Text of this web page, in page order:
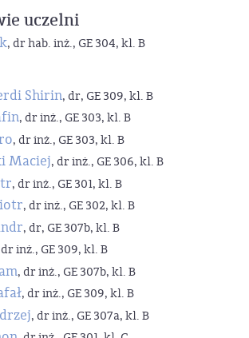
uczelni
, dr hab. inż., GE 304, kl. B
Shirin, dr, GE 309, kl. B
, dr inż., GE 303, kl. B
, dr inż., GE 303, kl. B
Maciej, dr inż., GE 306, kl. B
, dr inż., GE 301, kl. B
, dr inż., GE 302, kl. B
, dr, GE 307b, kl. B
dr inż., GE 309, kl. B
, dr inż., GE 307b, kl. B
, dr inż., GE 309, kl. B
, dr inż., GE 307a, kl. B